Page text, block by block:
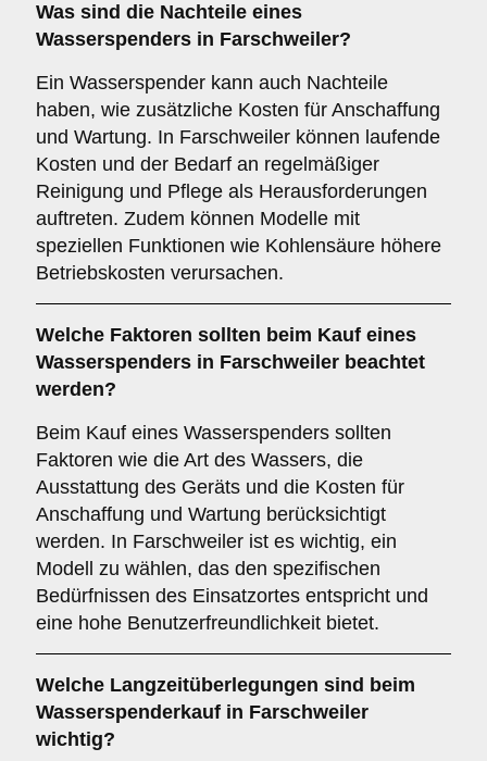
Was sind die Nachteile eines
Wasserspenders in Farschweiler?
Ein Wasserspender kann auch Nachteile
haben, wie zusätzliche Kosten für Anschaffung
und Wartung. In Farschweiler können laufende
Kosten und der Bedarf an regelmäßiger
Reinigung und Pflege als Herausforderungen
auftreten. Zudem können Modelle mit
speziellen Funktionen wie Kohlensäure höhere
Betriebskosten verursachen.
Welche Faktoren sollten beim Kauf eines
Wasserspenders in Farschweiler beachtet
werden?
Beim Kauf eines Wasserspenders sollten
Faktoren wie die Art des Wassers, die
Ausstattung des Geräts und die Kosten für
Anschaffung und Wartung berücksichtigt
werden. In Farschweiler ist es wichtig, ein
Modell zu wählen, das den spezifischen
Bedürfnissen des Einsatzortes entspricht und
eine hohe Benutzerfreundlichkeit bietet.
Welche Langzeitüberlegungen sind beim
Wasserspenderkauf in Farschweiler
wichtig?